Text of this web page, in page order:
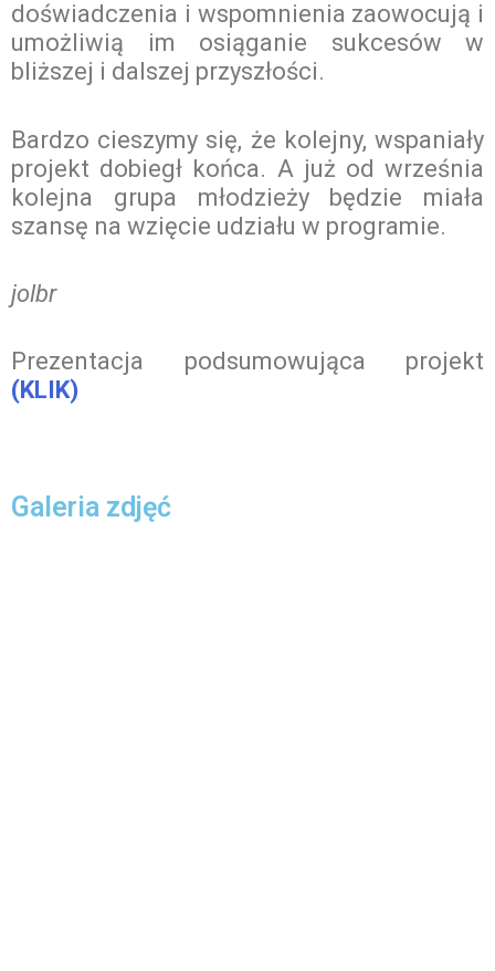
doświadczenia i wspomnienia zaowocują i
umożliwią im osiąganie sukcesów w
bliższej i dalszej przyszłości.
Bardzo cieszymy się, że kolejny, wspaniały
projekt dobiegł końca. A już od września
kolejna grupa młodzieży będzie miała
szansę na wzięcie udziału w programie.
jolbr
Prezentacja podsumowująca projekt
(KLIK)
Galeria zdjęć